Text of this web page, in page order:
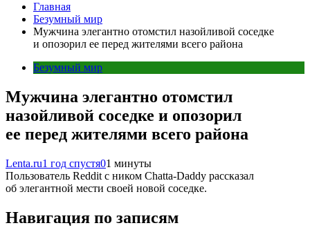
Главная
Безумный мир
Мужчина элегантно отомстил назойливой соседке
и опозорил ее перед жителями всего района
Безумный мир
Мужчина элегантно отомстил
назойливой соседке и опозорил
ее перед жителями всего района
Lenta.ru1 год спустя01 минуты
Пользователь Reddit с ником Chatta-Daddy рассказал
об элегантной мести своей новой соседке.
Навигация по записям